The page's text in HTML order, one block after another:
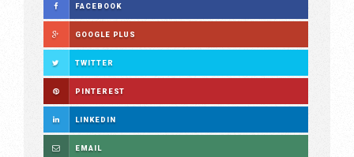
FACEBOOK
GOOGLE PLUS
TWITTER
PINTEREST
LINKEDIN
EMAIL